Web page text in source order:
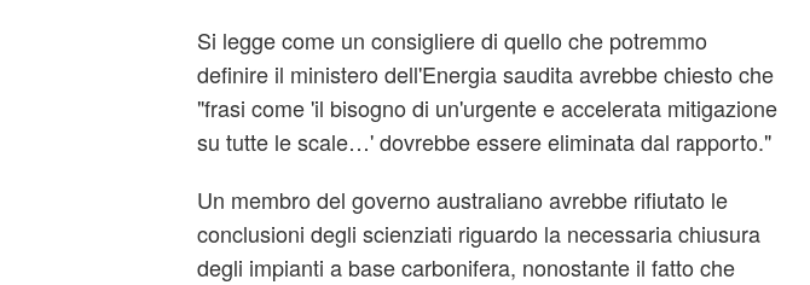
Si legge come un consigliere di quello che potremmo
definire il ministero dell'Energia saudita avrebbe chiesto che
"frasi come 'il bisogno di un'urgente e accelerata mitigazione
su tutte le scale…' dovrebbe essere eliminata dal rapporto."
Un membro del governo australiano avrebbe rifiutato le
conclusioni degli scienziati riguardo la necessaria chiusura
degli impianti a base carbonifera, nonostante il fatto che